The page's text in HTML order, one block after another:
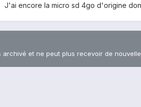
J'ai encore la micro sd 4go d'origine
archivé et ne peut plus recevoir de